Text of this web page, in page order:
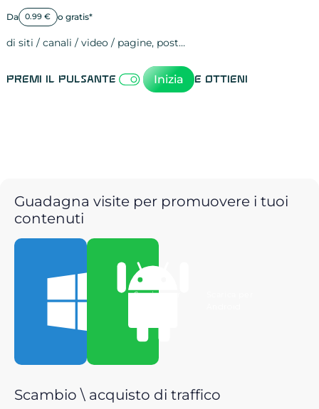
Da 0.99 € o gratis*
di siti / canali / video / pagine, post…
Premi il pulsante Inizia e ottieni
Guadagna visite per promuovere i tuoi
contenuti
Scarica per
Scambio \ acquisto di traffico